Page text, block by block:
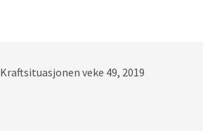
Kraftsituasjonen veke 49, 2019